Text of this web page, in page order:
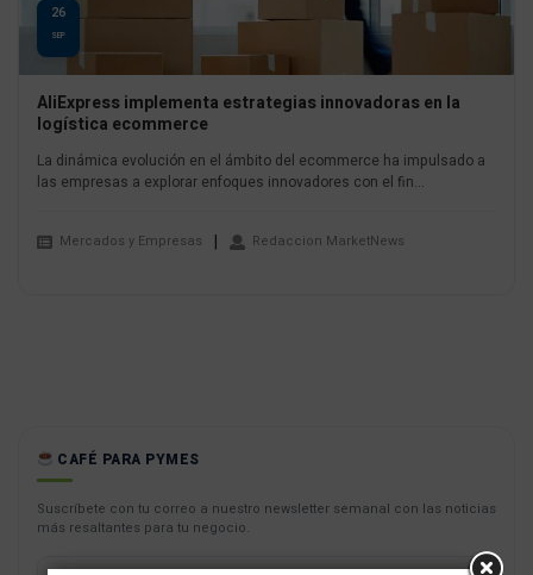
26
SEP
AliExpress implementa estrategias innovadoras en la
logística ecommerce
La dinámica evolución en el ámbito del ecommerce ha impulsado a
las empresas a explorar enfoques innovadores con el fin...
Mercados y Empresas Redaccion MarketNews
CAFÉ PARA PYMES
Suscríbete con tu correo a nuestro newsletter semanal con las noticias
más resaltantes para tu negocio.